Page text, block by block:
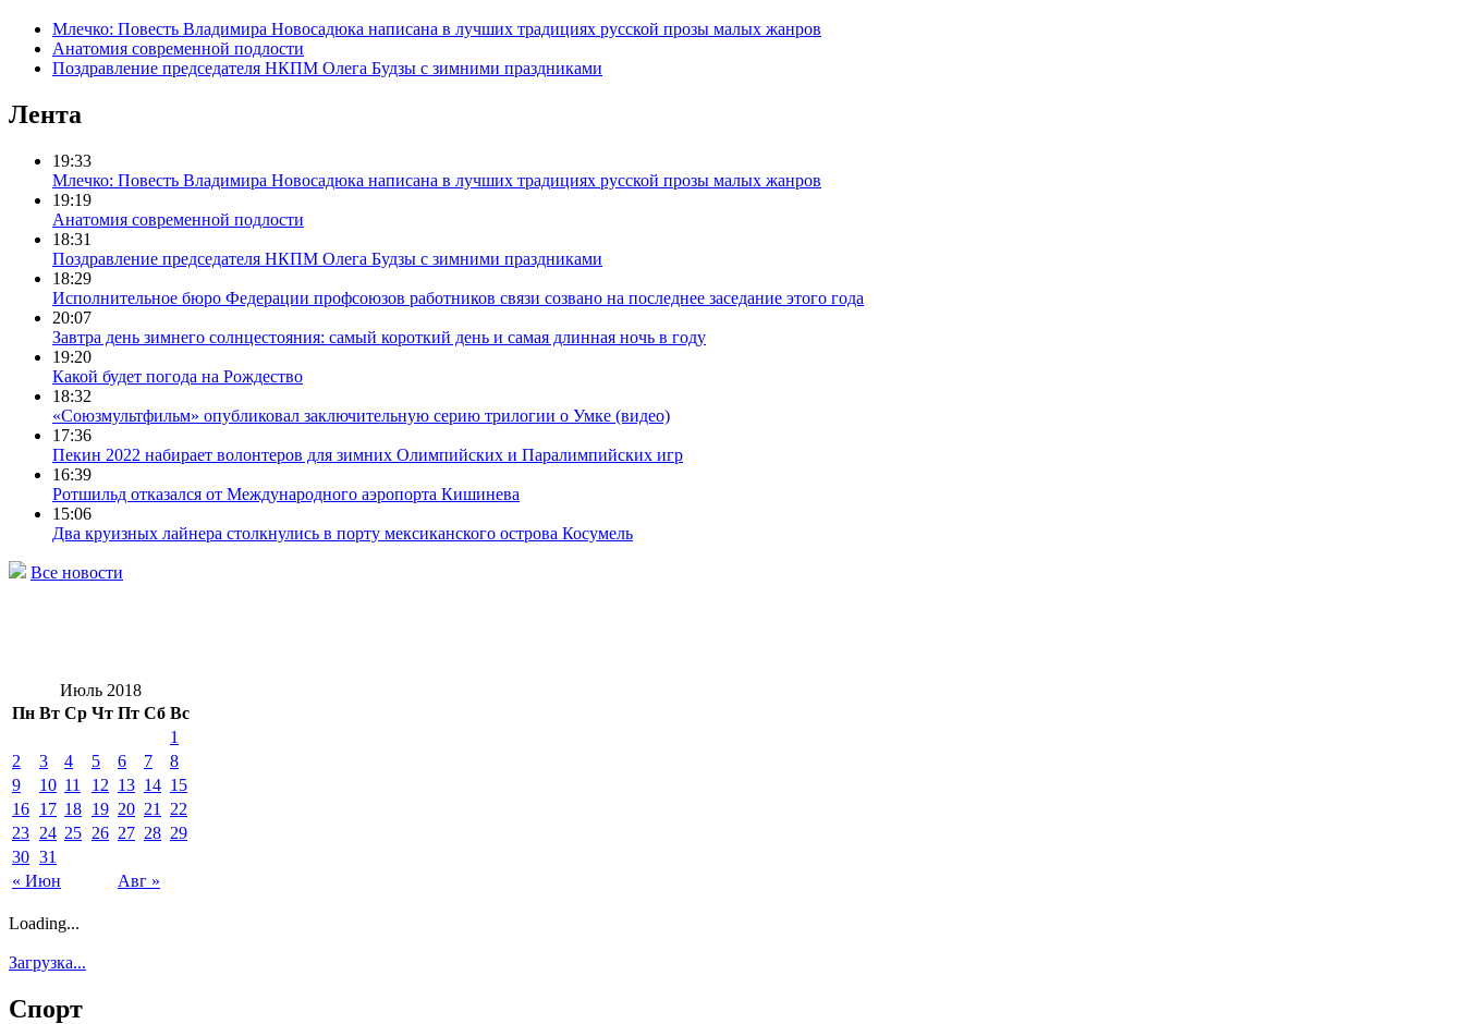
Млечко: Повесть Владимира Новосадюка написана в лучших традициях русской прозы малых жанров
Анатомия современной подлости
Поздравление председателя НКПМ Олега Будзы с зимними праздниками
Лента
19:33
Млечко: Повесть Владимира Новосадюка написана в лучших традициях русской прозы малых жанров
19:19
Анатомия современной подлости
18:31
Поздравление председателя НКПМ Олега Будзы с зимними праздниками
18:29
Исполнительное бюро Федерации профсоюзов работников связи созвано на последнее заседание этого года
20:07
Завтра день зимнего солнцестояния: самый короткий день и самая длинная ночь в году
19:20
Какой будет погода на Рождество
18:32
«Союзмультфильм» опубликовал заключительную серию трилогии о Умке (видео)
17:36
Пекин 2022 набирает волонтеров для зимних Олимпийских и Паралимпийских игр
16:39
Ротшильд отказался от Международного аэропорта Кишинева
15:06
Два круизных лайнера столкнулись в порту мексиканского острова Косумель
Все новости
Июль 2018
Пн Вт Ср Чт Пт Сб Вс
« Июн Авг »
1
2
3 4 5 6 7
8
9
10 11 12 13 14 15
16 17 18 19 20 21
22
23 24 25 26 27 28 29
30 31
Loading...
Загрузка...
Спорт